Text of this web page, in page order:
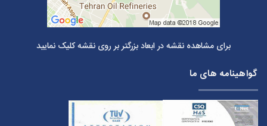
برای مشاهده نقشه در ابعاد بزرگتر بر روی نقشه کلیک نمایید
گواهینامه های ما